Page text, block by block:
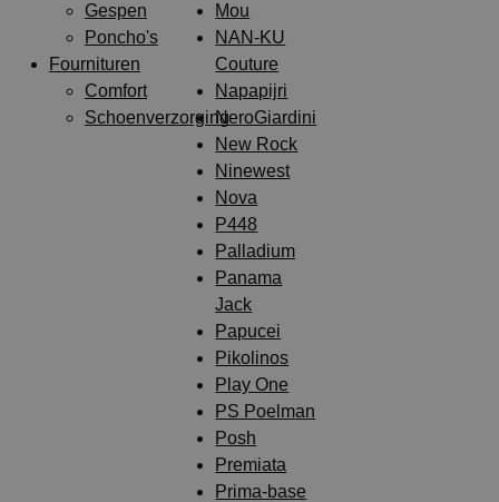
Gespen
Poncho's
Fournituren
Comfort
Schoenverzorging
Mou
NAN-KU
Couture
Napapijri
NeroGiardini
New Rock
Ninewest
Nova
P448
Palladium
Panama
Jack
Papucei
Pikolinos
Play One
PS Poelman
Posh
Premiata
Prima-base